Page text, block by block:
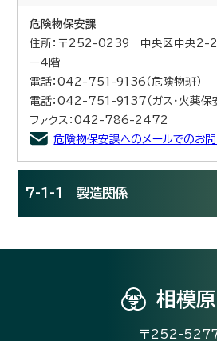
危険物保安課
住所：〒252-0239 中央区中央2-
ー4階
電話：042-751-9136（危険物班）
電話：042-751-9137（ガス・火薬保
ファクス：042-786-2472
危険物保安課へのメールでのお
7-1-1 製造関係
相模
〒252-